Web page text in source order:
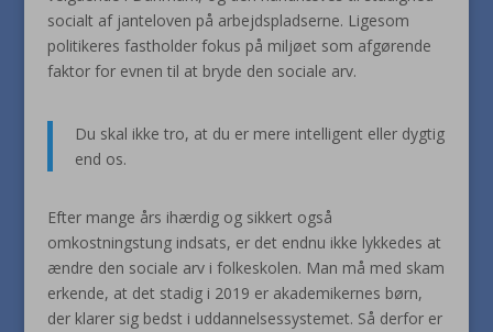
socialt af janteloven på arbejdspladserne. Ligesom
politikeres fastholder fokus på miljøet som afgørende
faktor for evnen til at bryde den sociale arv.
Du skal ikke tro, at du er mere intelligent eller dygtig
end os.
Efter mange års ihærdig og sikkert også
omkostningstung indsats, er det endnu ikke lykkedes at
ændre den sociale arv i folkeskolen. Man må med skam
erkende, at det stadig i 2019 er akademikernes børn,
der klarer sig bedst i uddannelsessystemet. Så derfor er